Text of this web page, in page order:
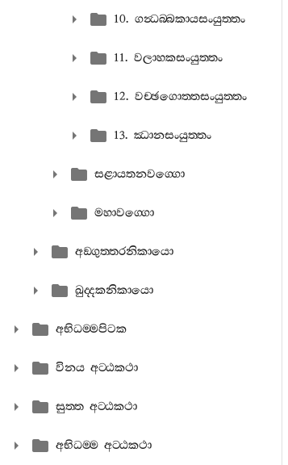
10. ගන්‍ධබ‍්බකායසංයුත‍්තං
11. වලාහකසංයුත‍්තං
12. වච‍්ඡගොත‍්තසංයුත‍්තං
13. ඣානසංයුත‍්තං
සළායතනවග‍්ගො
මහාවග‍්ගො
අඞ‍්ගුත‍්තරනිකායො
ඛුද‍්දකනිකායො
අභිධම‍්මපිටක
විනය අට‍්ඨකථා
සුත‍්ත අට‍්ඨකථා
අභිධම‍්ම අට‍්ඨකථා